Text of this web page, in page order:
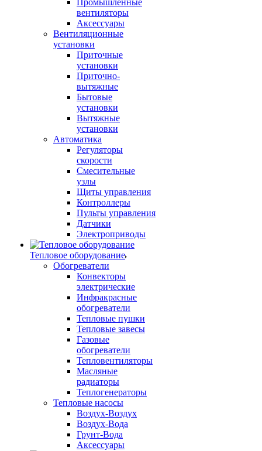
Промышленные
вентиляторы
Аксессуары
Вентиляционные
установки
Приточные
установки
Приточно-
вытяжные
Бытовые
установки
Вытяжные
установки
Автоматика
Регуляторы
скорости
Смесительные
узлы
Щиты управления
Контроллеры
Пульты управления
Датчики
Электроприводы
Тепловое оборудование
Обогреватели
Конвекторы
электрические
Инфракрасные
обогреватели
Тепловые пушки
Тепловые завесы
Газовые
обогреватели
Тепловентиляторы
Масляные
радиаторы
Теплогенераторы
Тепловые насосы
Воздух-Воздух
Воздух-Вода
Грунт-Вода
Аксессуары